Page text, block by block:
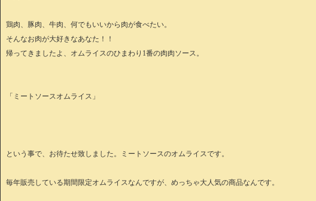
鶏肉、豚肉、牛肉、何でもいいから肉が食べたい。
そんなお肉が大好きなあなた！！
帰ってきましたよ、オムライスのひまわり1番の肉肉ソース。
「ミートソースオムライス」
という事で、お待たせ致しました。ミートソースのオムライスです。
毎年販売している期間限定オムライスなんですが、めっちゃ大人気の商品なんです。